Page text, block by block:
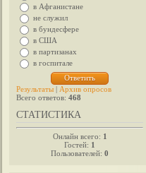
в Афганистане
не служил
в бундесфере
в США
в партизанах
в госпитале
Результаты | Архив опросов
Всего ответов: 468
СТАТИСТИКА
Онлайн всего: 1
Гостей: 1
Пользователей: 0